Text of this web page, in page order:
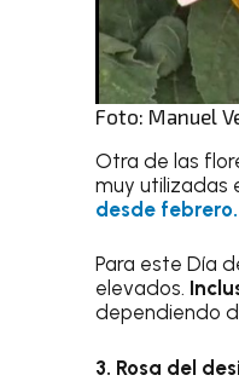
Foto: Manuel
Otra de las
muy utilizadas
desde febrero.
Para este Día
elevados.
dependiendo
3. Rosa del